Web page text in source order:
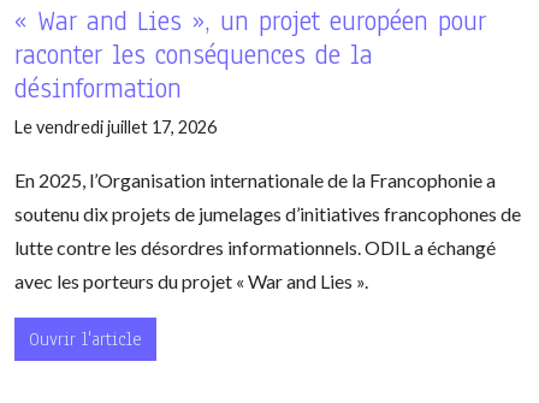
« War and Lies », un projet européen pour
raconter les conséquences de la
désinformation
Le vendredi juillet 17, 2026
En 2025, l’Organisation internationale de la Francophonie a
soutenu dix projets de jumelages d’initiatives francophones de
lutte contre les désordres informationnels. ODIL a échangé
avec les porteurs du projet « War and Lies ».
Ouvrir l'article